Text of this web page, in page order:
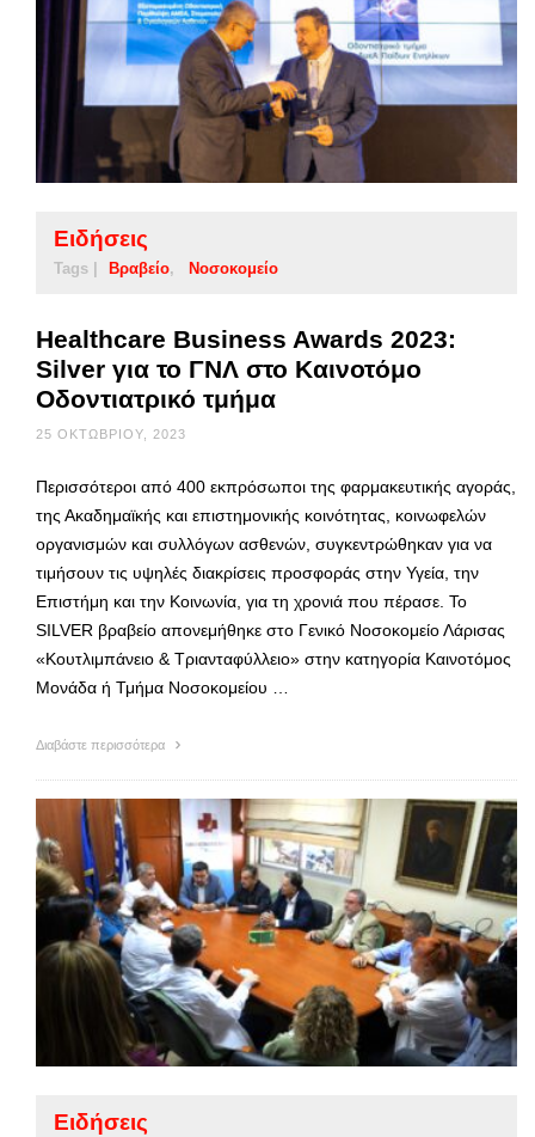
Ειδήσεις
Tags | Βραβείο Νοσοκομείο
Healthcare Business Awards 2023:
Silver για το ΓΝΛ στο Καινοτόμο
Οδοντιατρικό τμήμα
25 ΟΚΤΩΒΡΊΟΥ, 2023
Περισσότεροι από 400 εκπρόσωποι της φαρμακευτικής αγοράς,
της Ακαδημαϊκής και επιστημονικής κοινότητας, κοινωφελών
οργανισμών και συλλόγων ασθενών, συγκεντρώθηκαν για να
τιμήσουν τις υψηλές διακρίσεις προσφοράς στην Υγεία, την
Επιστήμη και την Κοινωνία, για τη χρονιά που πέρασε. Το
SILVER βραβείο απονεμήθηκε στο Γενικό Νοσοκομείο Λάρισας
«Κουτλιμπάνειο & Τριανταφύλλειο» στην κατηγορία Καινοτόμος
Μονάδα ή Τμήμα Νοσοκομείου …
Διαβάστε περισσότερα
Ειδήσεις